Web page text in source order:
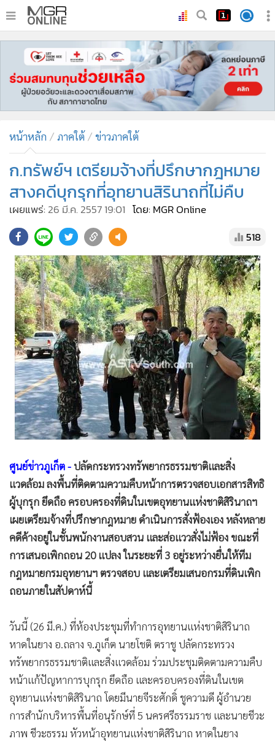
หน้าหลัก
ทันเหตุการณ์
• ภาคใต้
• บันเทิง
ผู้จัดการรายวัน
• คอลัมนิสต์
• ละคร
• Cyber BIZ
ผู้จัดกวน
Good health & Well-being
Green Innovation & SD
Management & HR
MGR Live
Infographic
การเมือง
ท่องเที่ยว
กีฬา
ต่างประเทศ
• เศรษฐกิจ-ธุรกิจ
• จีน
• ชุมชน-คุณภาพชีวิต
• อาชญากรรม
• Motoring
• เกม
• วิทยาศาสตร์
• SMEs
•
หุ้น
อินโดจีน
กองทุนรวม
• Celeb Online
• Factcheck
• ญี่ปุ่น
• News1
หน้าหลัก ภาคใต้ ข่าวภาคใต้
ก.ทรัพย์ฯ เตรียมจ้างที่ปรึกษากฎหมาย
สางคดีบุกรุกที่อุทยานสิรินาถที่ไม่คืบ
เผยแพร่: 26 มี.ค. 2557 19:01 โดย: MGR Online
518
ศูนย์ข่าวภูเก็ต - ปลัดกระทรวงทรัพยากรธรรมชาติและสิ่ง
แวดล้อม ลงพื้นที่ติดตามความคืบหน้าการตรวจสอบเอกสารสิทธิ
ผู้บุกรุก ยึดถือ ครอบครองที่ดินในเขตอุทยานแห่งชาติสิรินาถฯ
เผยเตรียมจ้างที่ปรึกษากฎหมาย ดำเนินการสั่งฟ้องเอง หลังหลาย
คดีค้างอยู่ในชั้นพนักงานสอบสวน และส่อแววสั่งไม่ฟ้อง ขณะที่
การเสนอเพิกถอน 20 แปลง ในระยะที่ 3 อยู่ระหว่างยื่นให้ทีม
กฎหมายกรมอุทยานฯ ตรวจสอบ และเตรียมเสนอกรมที่ดินเพิก
ถอนภายในสัปดาห์นี้
วันนี้ (26 มี.ค.) ที่ห้องประชุมที่ทำการอุทยานแห่งชาติสิรินาถ
หาดในยาง อ.ถลาง จ.ภูเก็ต นายโชติ ตราชู ปลัดกระทรวง
ทรัพยากรธรรมชาติและสิ่งแวดล้อม ร่วมประชุมติดตามความคืบ
หน้าแก้ปัญหาการบุกรุก ยึดถือ และครอบครองที่ดินในเขต
อุทยานแห่งชาติสิรินาถ โดยมีนายจีระศักดิ์ ชูความดี ผู้อำนวย
การสำนักบริหารพื้นที่อนุรักษ์ที่ 5 นครศรีธรรมราช และนายชีวะ
ภาพ ชีวะธรรม หัวหน้าอุทยานแห่งชาติสิรินาถ หาดในยาง